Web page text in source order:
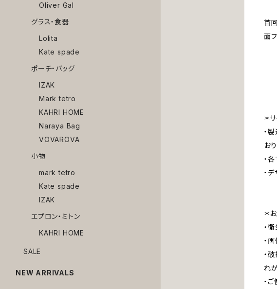
首
面
＊
・
お
・
・
＊
・
・
・
れ
・
Oliver Gal
グラス・食器
Lolita
Kate spade
ポーチ・バッグ
IZAK
Mark tetro
KAHRI HOME
Naraya Bag
VOVAROVA
小物
mark tetro
Kate spade
IZAK
エプロン・ミトン
KAHRI HOME
SALE
NEW ARRIVALS